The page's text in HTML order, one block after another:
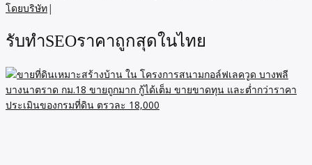
โดยบริษัท|
รับทำSEOราคาถูกสุดในไทย